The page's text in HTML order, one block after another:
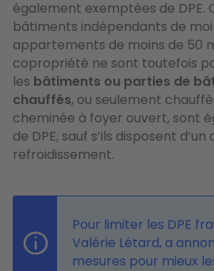
également exemptées de DPE.
bâtiments indépendants de
appartements de moins de 50
copropriété ne sont toutefois
les bâtiments ou parties de
chauffés, ou seulement
cheminée à foyer ouvert, sont
de DPE, sauf s’ils disposent
refroidissement.
Pour limiter les DPE
Valérie Létard, a
mesures pour mieux